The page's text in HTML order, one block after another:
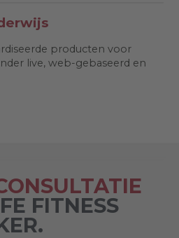
producten voor
live, web-gebaseerd en
FITNESS